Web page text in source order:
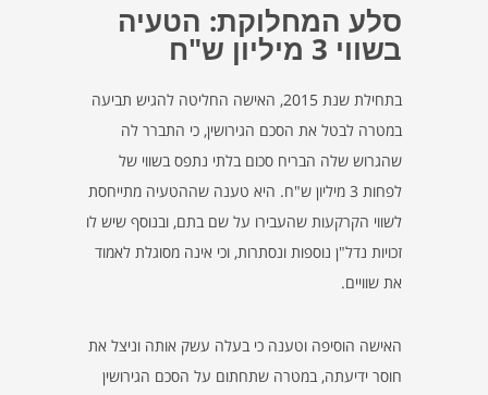
סלע המחלוקת: הטעיה
בשווי 3 מיליון ש"ח
בתחילת שנת 2015, האישה החליטה להגיש תביעה
במטרה לבטל את הסכם הגירושין, כי התברר לה
שהגרוש שלה הבריח סכום בלתי נתפס בשווי של
לפחות 3 מיליון ש"ח. היא טענה שההטעיה מתייחסת
לשווי הקרקעות שהעבירו על שם בתם, ובנוסף שיש לו
זכויות נדל"ן נוספות ונסתרות, וכי אינה מסוגלת לאמוד
את שוויים.
האישה הוסיפה וטענה כי בעלה עשק אותה וניצל את
חוסר ידיעתה, במטרה שתחתום על הסכם הגירושין